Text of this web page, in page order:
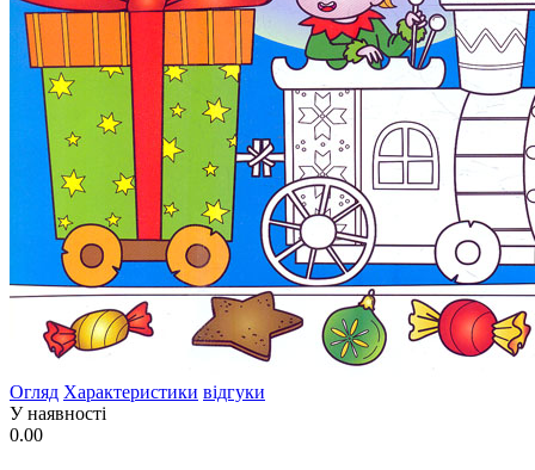
Огляд Характеристики відгуки
У наявності
0.00